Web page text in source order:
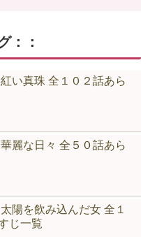
：：
い真珠 全１０２話あら
麗な日々 全５０話あら
陽を飲み込んだ女 全１
じ一覧